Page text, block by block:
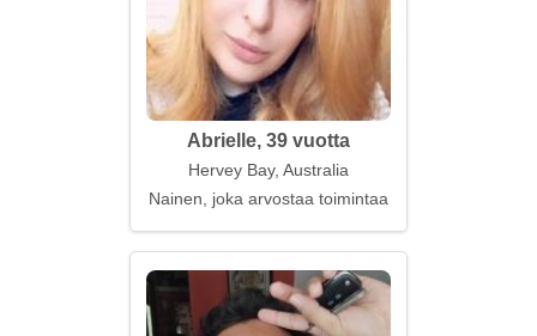
Abrielle, 39 vuotta
Hervey Bay, Australia
Nainen, joka arvostaa toimintaa